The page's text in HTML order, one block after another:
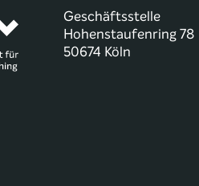
Geschäftsstelle
Hohenstaufenring 78
50674 Köln